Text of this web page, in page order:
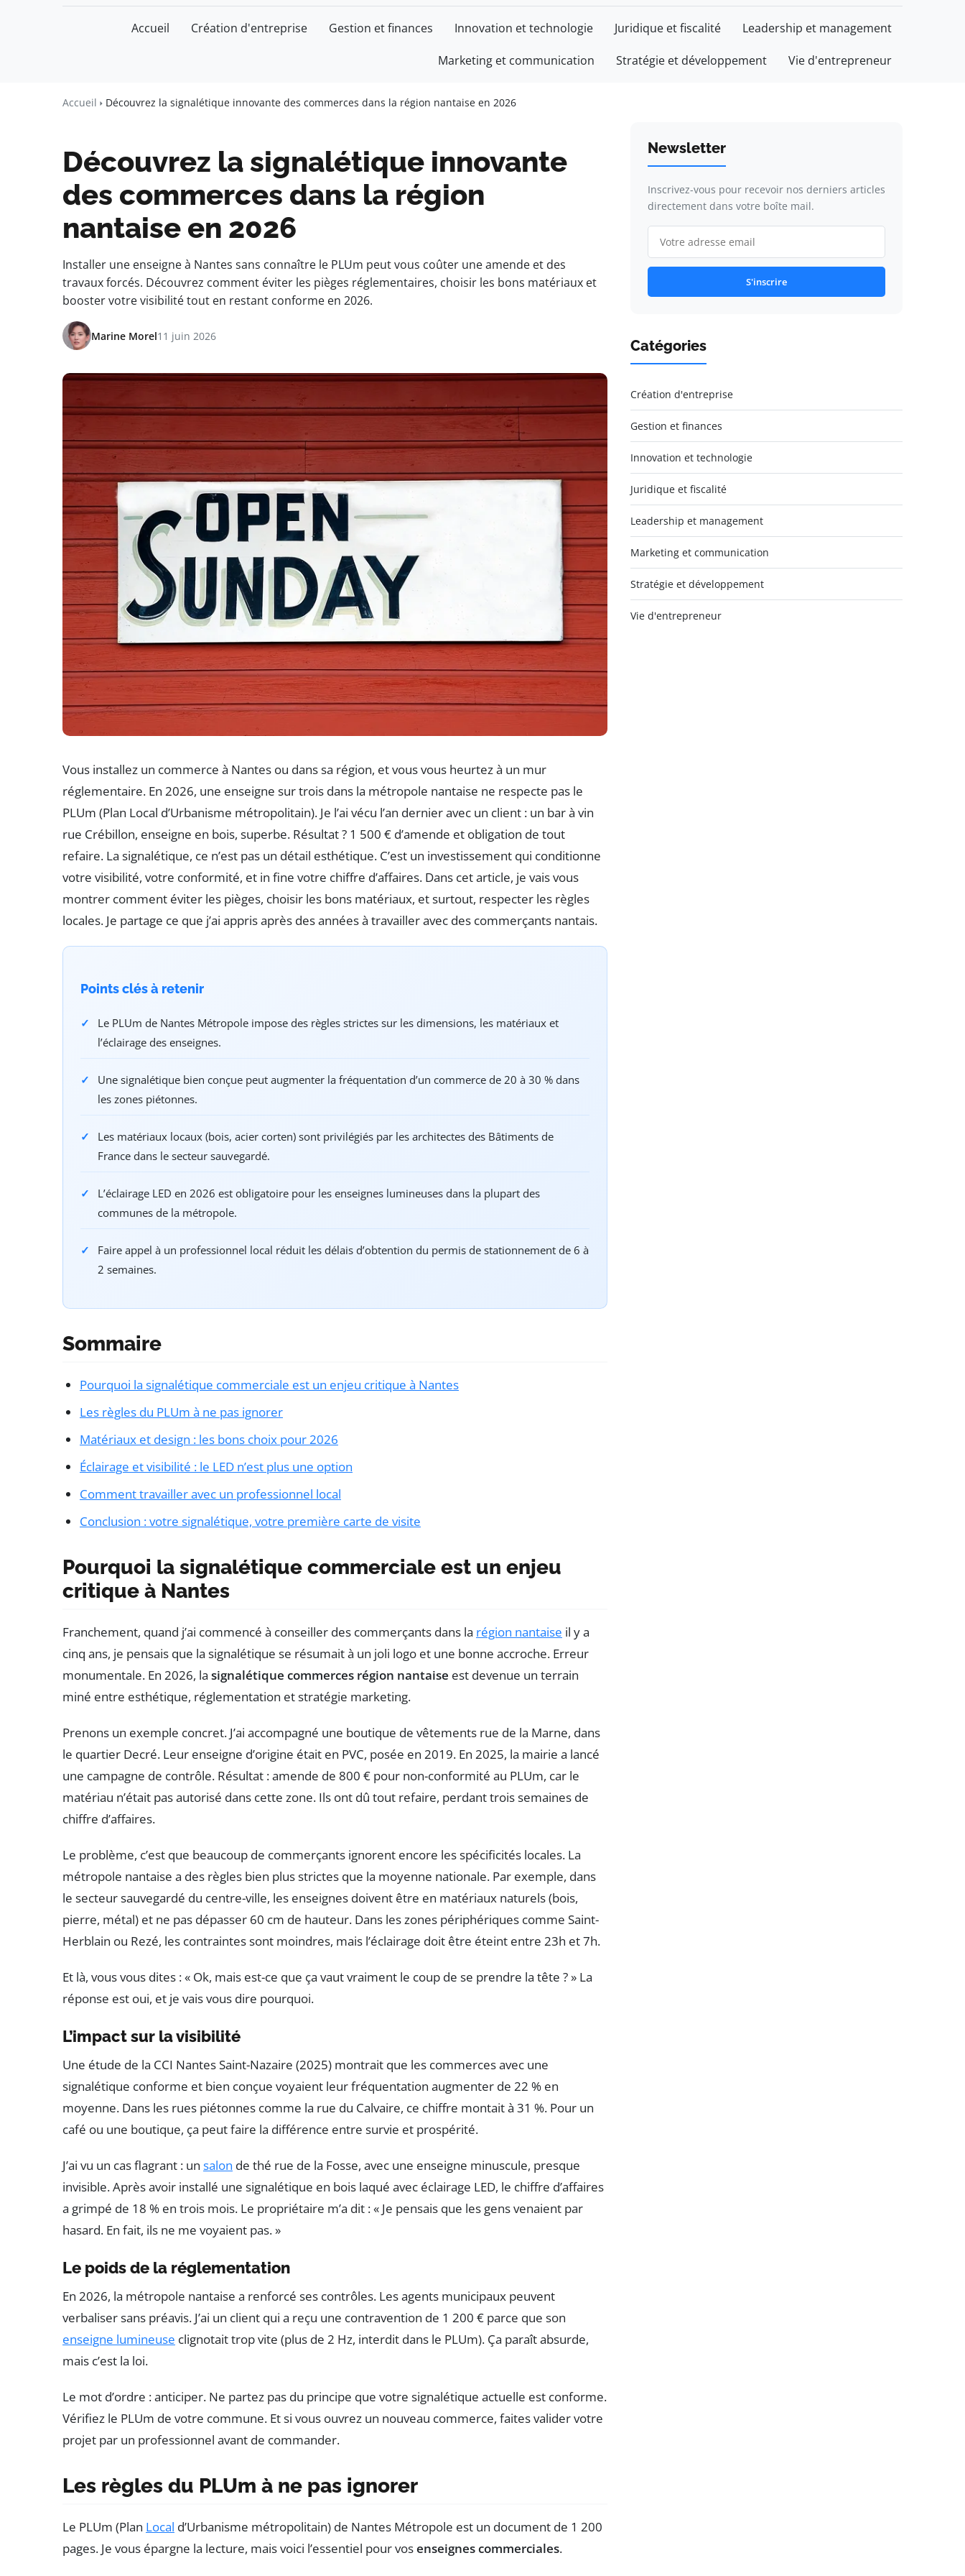
BUSINESS INSIGHTS FOR FRANCE
Accueil Création d'entreprise Gestion et finances Innovation et technologie Juridique et fiscalité Leadership et management
Marketing et communication Stratégie et développement Vie d'entrepreneur
Accueil Découvrez la signalétique innovante des commerces dans la région nantaise en 2026
Découvrez la signalétique innovante
des commerces dans la région
nantaise en 2026
Installer une enseigne à Nantes sans connaître le PLUm peut vous coûter une amende et des
travaux forcés. Découvrez comment éviter les pièges réglementaires, choisir les bons matériaux et
booster votre visibilité tout en restant conforme en 2026.
Marine Morel11 juin 2026
Vous installez un commerce à Nantes ou dans sa région, et vous vous heurtez à un mur
réglementaire. En 2026, une enseigne sur trois dans la métropole nantaise ne respecte pas le
PLUm (Plan Local d’Urbanisme métropolitain). Je l’ai vécu l’an dernier avec un client : un bar à vin
rue Crébillon, enseigne en bois, superbe. Résultat ? 1 500 € d’amende et obligation de tout
refaire. La signalétique, ce n’est pas un détail esthétique. C’est un investissement qui conditionne
votre visibilité, votre conformité, et in fine votre chiffre d’affaires. Dans cet article, je vais vous
montrer comment éviter les pièges, choisir les bons matériaux, et surtout, respecter les règles
locales. Je partage ce que j’ai appris après des années à travailler avec des commerçants nantais.
Points clés à retenir
Le PLUm de Nantes Métropole impose des règles strictes sur les dimensions, les matériaux et
l’éclairage des enseignes.
Une signalétique bien conçue peut augmenter la fréquentation d’un commerce de 20 à 30 % dans
les zones piétonnes.
Les matériaux locaux (bois, acier corten) sont privilégiés par les architectes des Bâtiments de
France dans le secteur sauvegardé.
L’éclairage LED en 2026 est obligatoire pour les enseignes lumineuses dans la plupart des
communes de la métropole.
Faire appel à un professionnel local réduit les délais d’obtention du permis de stationnement de 6 à
2 semaines.
Sommaire
Pourquoi la signalétique commerciale est un enjeu critique à Nantes
Les règles du PLUm à ne pas ignorer
Matériaux et design : les bons choix pour 2026
Éclairage et visibilité : le LED n’est plus une option
Comment travailler avec un professionnel local
Conclusion : votre signalétique, votre première carte de visite
Pourquoi la signalétique commerciale est un enjeu
critique à Nantes
Franchement, quand j’ai commencé à conseiller des commerçants dans la région nantaise il y a
cinq ans, je pensais que la signalétique se résumait à un joli logo et une bonne accroche. Erreur
monumentale. En 2026, la signalétique commerces région nantaise est devenue un terrain
miné entre esthétique, réglementation et stratégie marketing.
Prenons un exemple concret. J’ai accompagné une boutique de vêtements rue de la Marne, dans
le quartier Decré. Leur enseigne d’origine était en PVC, posée en 2019. En 2025, la mairie a lancé
une campagne de contrôle. Résultat : amende de 800 € pour non-conformité au PLUm, car le
matériau n’était pas autorisé dans cette zone. Ils ont dû tout refaire, perdant trois semaines de
chiffre d’affaires.
Le problème, c’est que beaucoup de commerçants ignorent encore les spécificités locales. La
métropole nantaise a des règles bien plus strictes que la moyenne nationale. Par exemple, dans
le secteur sauvegardé du centre-ville, les enseignes doivent être en matériaux naturels (bois,
pierre, métal) et ne pas dépasser 60 cm de hauteur. Dans les zones périphériques comme Saint-
Herblain ou Rezé, les contraintes sont moindres, mais l’éclairage doit être éteint entre 23h et 7h.
Et là, vous vous dites : « Ok, mais est-ce que ça vaut vraiment le coup de se prendre la tête ? » La
réponse est oui, et je vais vous dire pourquoi.
L’impact sur la visibilité
Une étude de la CCI Nantes Saint-Nazaire (2025) montrait que les commerces avec une
signalétique conforme et bien conçue voyaient leur fréquentation augmenter de 22 % en
moyenne. Dans les rues piétonnes comme la rue du Calvaire, ce chiffre montait à 31 %. Pour un
café ou une boutique, ça peut faire la différence entre survie et prospérité.
J’ai vu un cas flagrant : un salon de thé rue de la Fosse, avec une enseigne minuscule, presque
invisible. Après avoir installé une signalétique en bois laqué avec éclairage LED, le chiffre d’affaires
a grimpé de 18 % en trois mois. Le propriétaire m’a dit : « Je pensais que les gens venaient par
hasard. En fait, ils ne me voyaient pas. »
Le poids de la réglementation
En 2026, la métropole nantaise a renforcé ses contrôles. Les agents municipaux peuvent
verbaliser sans préavis. J’ai un client qui a reçu une contravention de 1 200 € parce que son
enseigne lumineuse clignotait trop vite (plus de 2 Hz, interdit dans le PLUm). Ça paraît absurde,
mais c’est la loi.
Le mot d’ordre : anticiper. Ne partez pas du principe que votre signalétique actuelle est conforme.
Vérifiez le PLUm de votre commune. Et si vous ouvrez un nouveau commerce, faites valider votre
projet par un professionnel avant de commander.
Les règles du PLUm à ne pas ignorer
Le PLUm (Plan Local d’Urbanisme métropolitain) de Nantes Métropole est un document de 1 200
pages. Je vous épargne la lecture, mais voici l’essentiel pour vosenseignes commerciales.
Newsletter
Inscrivez-vous pour recevoir nos derniers articles
directement dans votre boîte mail.
S'inscrire
Catégories
Création d'entreprise
Gestion et finances
Innovation et technologie
Juridique et fiscalité
Leadership et management
Marketing et communication
Stratégie et développement
Vie d'entrepreneur